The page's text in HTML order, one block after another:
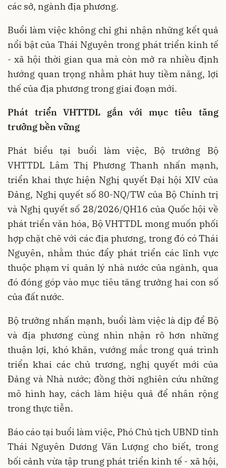
các sở, ngành địa phương.
Buổi làm việc không chỉ ghi nhận những kết quả
nổi bật của Thái Nguyên trong phát triển kinh tế
- xã hội thời gian qua mà còn mở ra nhiều định
hướng quan trọng nhằm phát huy tiềm năng, lợi
thế của địa phương trong giai đoạn mới.
Phát triển VHTTDL gắn với mục tiêu tăng
trưởng bền vững
Phát biểu tại buổi làm việc, Bộ trưởng Bộ
VHTTDL Lâm Thị Phương Thanh nhấn mạnh,
triển khai thực hiện Nghị quyết Đại hội XIV của
Đảng, Nghị quyết số 80-NQ/TW của Bộ Chính trị
và Nghị quyết số 28/2026/QH16 của Quốc hội về
phát triển văn hóa, Bộ VHTTDL mong muốn phối
hợp chặt chẽ với các địa phương, trong đó có Thái
Nguyên, nhằm thúc đẩy phát triển các lĩnh vực
thuộc phạm vi quản lý nhà nước của ngành, qua
đó đóng góp vào mục tiêu tăng trưởng hai con số
của đất nước.
Bộ trưởng nhấn mạnh, buổi làm việc là dịp để Bộ
và địa phương cùng nhìn nhận rõ hơn những
thuận lợi, khó khăn, vướng mắc trong quá trình
triển khai các chủ trương, nghị quyết mới của
Đảng và Nhà nước; đồng thời nghiên cứu những
mô hình hay, cách làm hiệu quả để nhân rộng
trong thực tiễn.
Báo cáo tại buổi làm việc, Phó Chủ tịch UBND tỉnh
Thái Nguyên Dương Văn Lượng cho biết, trong
bối cảnh vừa tập trung phát triển kinh tế - xã hội,